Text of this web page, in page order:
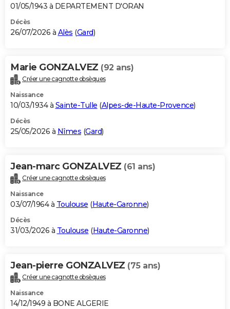
GUIDES D'ACHAT
BONS PLANS
Carte de Noël
Carte Bonne année
Carte Saint-Valentin
Carte Pâques
Carte d'anniversaire
DICTIONNAIRE
Dictionnaire
Biographies
Citations
Expressions
Proverbes
PROGRAMME TV
S'inscrire
Se connecter
Lycées
Collèges
Primaires
Universités
Entreprises
Service militaire
Avis de recherche
AVIS DE DÉCÈS
Bricolage
Lifestyle
Culture
Sport
Auto
Television
Voyage
Cinema
01/05/1943 à DEPARTEMENT D'ORAN
Décès
26/07/2026 à Alès (Gard)
Marie GONZALVEZ (92 ans)
Créer une cagnotte obsèques
Naissance
10/03/1934 à Sainte-Tulle (Alpes-de-Haute-Provence)
Décès
25/05/2026 à Nîmes (Gard)
Jean-marc GONZALVEZ (61 ans)
Créer une cagnotte obsèques
Naissance
03/07/1964 à Toulouse (Haute-Garonne)
Décès
31/03/2026 à Toulouse (Haute-Garonne)
Jean-pierre GONZALVEZ (75 ans)
Créer une cagnotte obsèques
Naissance
14/12/1949 à BONE ALGERIE